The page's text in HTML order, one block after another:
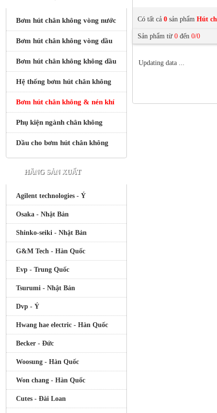
Bơm hút chân không vòng nước
Bơm hút chân không vòng dầu
Bơm hút chân không không dầu
Hệ thống bơm hút chân không
Bơm hút chân không & nén khí
Phụ kiện ngành chân không
Dầu cho bơm hút chân không
HÃNG SẢN XUẤT
Agilent technologies - Ý
Osaka - Nhật Bản
Shinko-seiki - Nhật Bản
G&M Tech - Hàn Quốc
Evp - Trung Quốc
Tsurumi - Nhật Bản
Dvp - Ý
Hwang hae electric - Hàn Quốc
Becker - Đức
Woosung - Hàn Quốc
Won chang - Hàn Quốc
Cutes - Đài Loan
Có tất cả 0 sản phẩm Hút
Sản phẩm từ 0 đến 0/0
Updating data ...